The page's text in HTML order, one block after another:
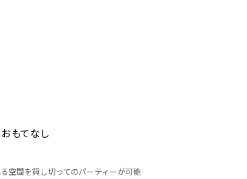
もてなし
空間を貸し切ってのパーティーが可能